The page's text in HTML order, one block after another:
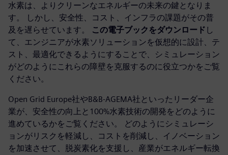
水素は、よりクリーンなエネルギーの未来の鍵となりま
す。 しかし、安全性、コスト、インフラの課題がその普
及を遅らせています。
この電子ブックをダウンロード し
て、エンジニアが水素ソリューションを仮想的に設計、テ
スト、最適化できるようにすることで、シミュレーション
がどのようにこれらの障壁を克服するのに役立つかをご覧
ください。
Open Grid Europe社やB&B-AGEMA社といったリーダー企
業が、安全性の向上と100%水素技術の開発をどのように
進めているかをご覧ください。 どのようにシミュレーシ
ョンがリスクを軽減し、コストを削減し、イノベーション
を加速させて、脱炭素化を支援し、産業がエネルギー転換